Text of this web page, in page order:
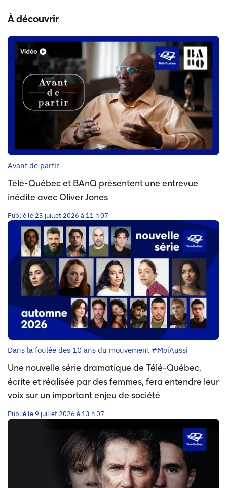
À découvrir
Avant de partir
Télé-Québec et BAnQ présentent une entrevue
inédite avec Oliver Jones
Publié le 23 juillet 2026 à 11 h 07
Dans la foulée des 10 ans du mouvement #MoiAussi
Une nouvelle série dramatique de Télé-Québec,
écrite et réalisée par des femmes, fera entendre leur
voix sur un important enjeu de société
Publié le 9 juillet 2026 à 13 h 07